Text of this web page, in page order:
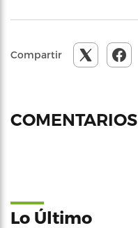
Compartir
COMENTARIOS
Lo Último